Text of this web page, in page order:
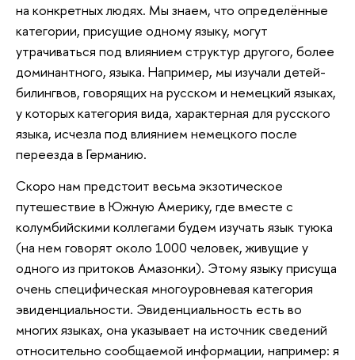
на конкретных людях. Мы знаем, что определённые
категории, присущие одному языку, могут
утрачиваться под влиянием структур другого, более
доминантного, языка. Например, мы изучали детей-
билингвов, говорящих на русском и немецкий языках,
у которых категория вида, характерная для русского
языка, исчезла под влиянием немецкого после
переезда в Германию.
Скоро нам предстоит весьма экзотическое
путешествие в Южную Америку, где вместе с
колумбийскими коллегами будем изучать язык туюка
(на нем говорят около 1000 человек, живущие у
одного из притоков Амазонки). Этому языку присуща
очень специфическая многоуровневая категория
эвиденциальности. Эвиденциальность есть во
многих языках, она указывает на источник сведений
относительно сообщаемой информации, например: я